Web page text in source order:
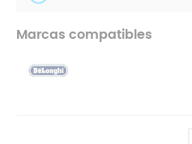
Marcas compatibles